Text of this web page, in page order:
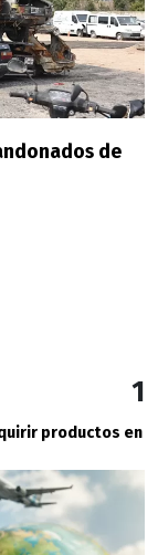
de
1
productos en